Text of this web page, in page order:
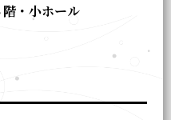
・小ホール